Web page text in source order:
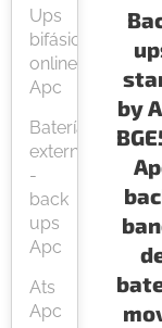
Ups
bifásicas
online
Apc
Baterías
externas
-
back
ups
Apc
Ats
Apc
by